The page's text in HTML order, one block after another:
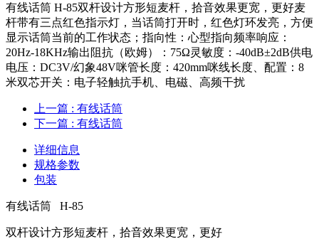
有线话筒 H-85双杆设计方形短麦杆，拾音效果更宽，更好麦
杆带有三点红色指示灯，当话筒打开时，红色灯环发亮，方便
显示话筒当前的工作状态；指向性：心型指向频率响应：
20Hz-18KHz输出阻抗（欧姆）：75Ω灵敏度：-40dB±2dB供电
电压：DC3V/幻象48V咪管长度：420mm咪线长度、配置：8
米双芯开关：电子轻触抗手机、电磁、高频干扰
上一篇 : 有线话筒
下一篇 : 有线话筒
详细信息
规格参数
包装
有线话筒 H-85
双杆设计方形短麦杆，拾音效果更宽，更好